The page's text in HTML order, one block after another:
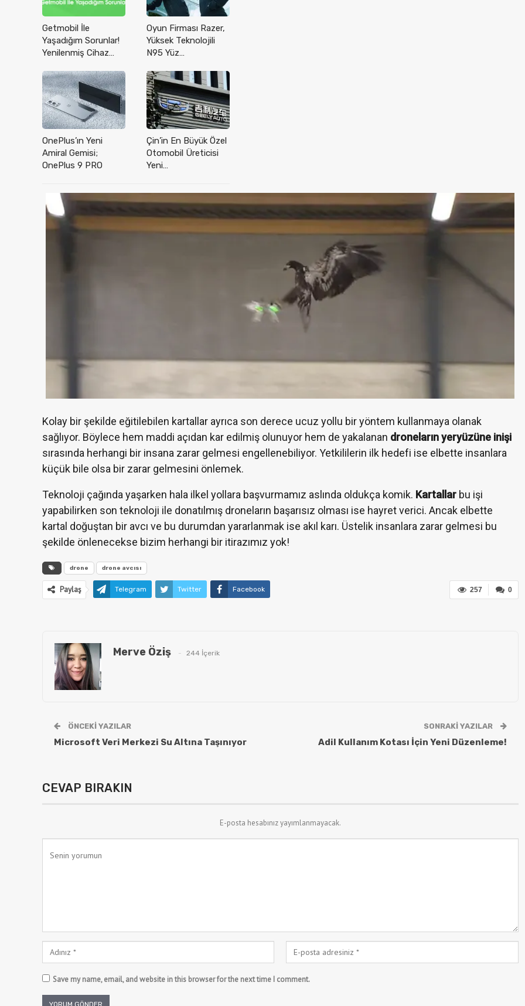
Getmobil İle
Yaşadığım Sorunlar!
Yenilenmiş Cihaz…
Oyun Firması Razer,
Yüksek Teknolojili
N95 Yüz…
OnePlus’ın Yeni
Amiral Gemisi;
OnePlus 9 PRO
Çin’in En Büyük Özel
Otomobil Üreticisi
Yeni…
Kolay bir şekilde eğitilebilen kartallar ayrıca son derece ucuz yollu bir yöntem kullanmaya olanak
sağlıyor. Böylece hem maddi açıdan kar edilmiş olunuyor hem de yakalanan droneların yeryüzüne inişi
sırasında herhangi bir insana zarar gelmesi engellenebiliyor. Yetkililerin ilk hedefi ise elbette insanlara
küçük bile olsa bir zarar gelmesini önlemek.
Teknoloji çağında yaşarken hala ilkel yollara başvurmamız aslında oldukça komik. Kartallar bu işi
yapabilirken son teknoloji ile donatılmış droneların başarısız olması ise hayret verici. Ancak elbette
kartal doğuştan bir avcı ve bu durumdan yararlanmak ise akıl karı. Üstelik insanlara zarar gelmesi bu
şekilde önlenecekse bizim herhangi bir itirazımız yok!
drone drone avcısı
0
257
Paylaş Telegram Twitter Facebook
Merve Öziş 244 İçerik
ÖNCEKI YAZILAR
Microsoft Veri Merkezi Su Altına Taşınıyor
SONRAKI YAZILAR
Adil Kullanım Kotası İçin Yeni Düzenleme!
CEVAP BIRAKIN
E-posta hesabınız yayımlanmayacak.
Save my name, email, and website in this browser for the next time I comment.